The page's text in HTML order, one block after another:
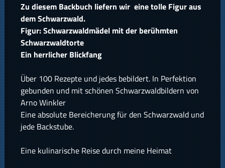
Zu diesem Backbuch liefern wir eine tolle Figur aus
dem Schwarzwald.
Figur: Schwarzwaldmädel mit der berühmten
Schwarzwaldtorte
Ein herrlicher Blickfang
Über 100 Rezepte und jedes bebildert. In Perfektion
gebunden und mit schönen Schwarzwaldbildern von
Arno Winkler
Eine absolute Bereicherung für den Schwarzwald und
jede Backstube.
Eine kulinarische Reise durch meine Heimat